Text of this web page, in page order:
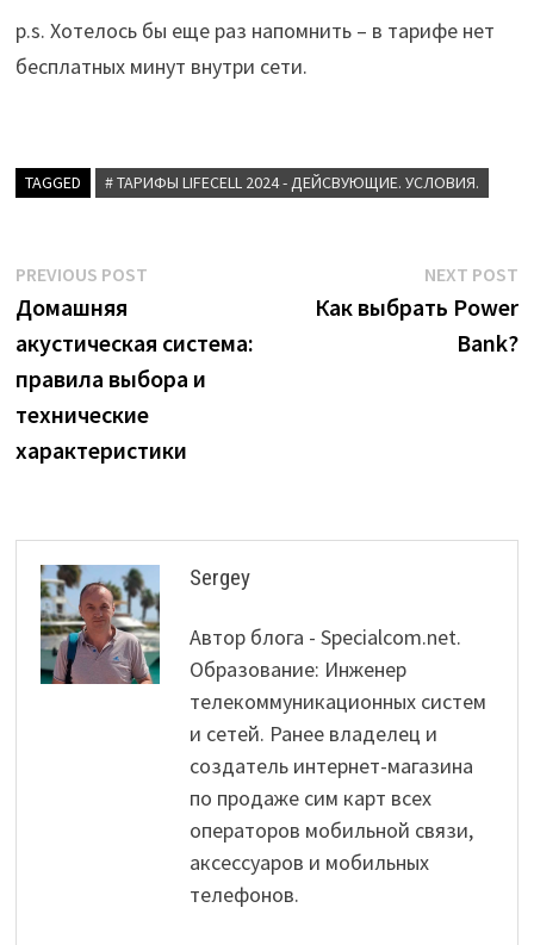
p.s. Хотелось бы еще раз напомнить – в тарифе нет
бесплатных минут внутри сети.
TAGGED # ТАРИФЫ LIFECELL 2024 - ДЕЙСВУЮЩИЕ. УСЛОВИЯ.
Post
navigation
PREVIOUS POSTPrevious
Домашняя
акустическая система:
правила выбора и
технические
характеристики
NEXT POST
Как выбрать Power
Bank?
Sergey
Автор блога - Specialcom.net.
Образование: Инженер
телекоммуникационных систем
и сетей. Ранее владелец и
создатель интернет-магазина
по продаже сим карт всех
операторов мобильной связи,
аксессуаров и мобильных
телефонов.